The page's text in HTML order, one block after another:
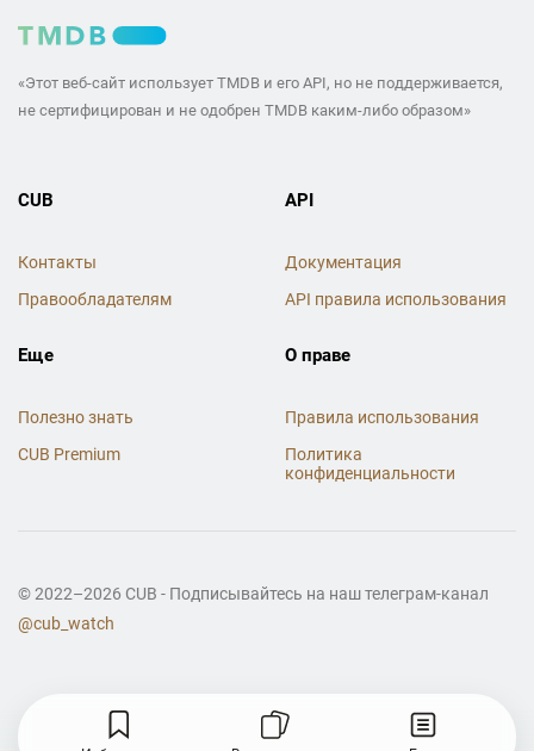
«Этот веб-сайт использует TMDB и его API, но не поддерживается,
не сертифицирован и не одобрен TMDB каким-либо образом»
CUB
Контакты
Правообладателям
API
Документация
API правила использования
Еще
Полезно знать
CUB Premium
О праве
Правила использования
Политика
конфиденциальности
© 2022–2026 CUB - Подписывайтесь на наш телеграм-канал
@cub_watch